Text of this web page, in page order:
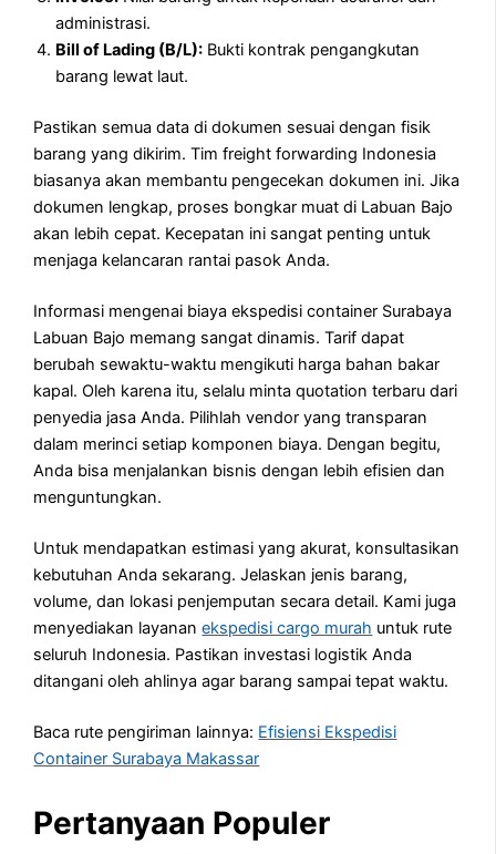
administrasi.
Bill of Lading (B/L): Bukti kontrak pengangkutan
barang lewat laut.
Pastikan semua data di dokumen sesuai dengan fisik
barang yang dikirim. Tim freight forwarding Indonesia
biasanya akan membantu pengecekan dokumen ini. Jika
dokumen lengkap, proses bongkar muat di Labuan Bajo
akan lebih cepat. Kecepatan ini sangat penting untuk
menjaga kelancaran rantai pasok Anda.
Informasi mengenai biaya ekspedisi container Surabaya
Labuan Bajo memang sangat dinamis. Tarif dapat
berubah sewaktu-waktu mengikuti harga bahan bakar
kapal. Oleh karena itu, selalu minta quotation terbaru dari
penyedia jasa Anda. Pilihlah vendor yang transparan
dalam merinci setiap komponen biaya. Dengan begitu,
Anda bisa menjalankan bisnis dengan lebih efisien dan
menguntungkan.
Untuk mendapatkan estimasi yang akurat, konsultasikan
kebutuhan Anda sekarang. Jelaskan jenis barang,
volume, dan lokasi penjemputan secara detail. Kami juga
menyediakan layananekspedisi cargo murah untuk rute
seluruh Indonesia. Pastikan investasi logistik Anda
ditangani oleh ahlinya agar barang sampai tepat waktu.
Baca rute pengiriman lainnya: Efisiensi Ekspedisi
Container Surabaya Makassar
Pertanyaan Populer